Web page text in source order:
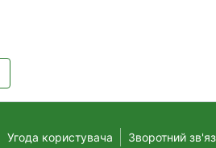
Угода користувача Зворотний